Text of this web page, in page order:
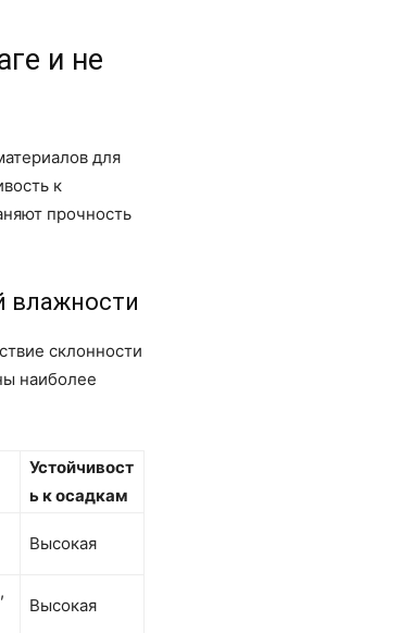
и не
для
к
прочность
влажности
склонности
наиболее
Устойчивост
ь к осадкам
Высокая
Высокая